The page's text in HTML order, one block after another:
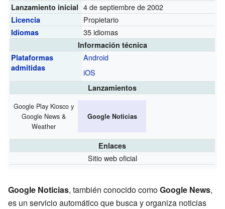
Lanzamiento inicial 4 de septiembre de 2002
Licencia Propietario
Idiomas 35 idiomas
Información técnica
Plataformas
admitidas
Android
iOS
Lanzamientos
Google Play Kiosco y
Google News &
Weather
Google Noticias
Enlaces
Sitio web oficial
Google Noticias, también conocido comoGoogle News,
es un servicio automático que busca y organiza noticias